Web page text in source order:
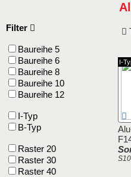
I-
Filter
Baureihe 5
Baureihe 6
Baureihe 8
Baureihe 10
Baureihe 12
I-Typ
B-Typ
Raster 20
Raster 30
Raster 40